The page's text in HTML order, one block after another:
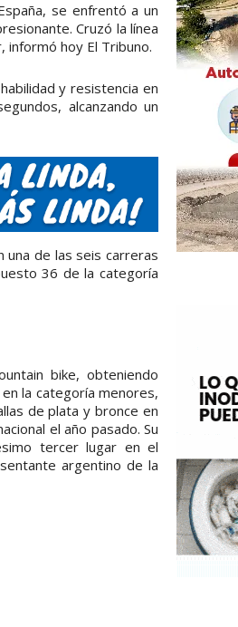
se enfrentó a un
Cruzó la línea
hoy El Tribuno.
y resistencia en
alcanzando un
una de las seis carreras
36 de la categoría
bike, obteniendo
la categoría menores,
de plata y bronce en
el año pasado. Su
tercer lugar en el
argentino de la